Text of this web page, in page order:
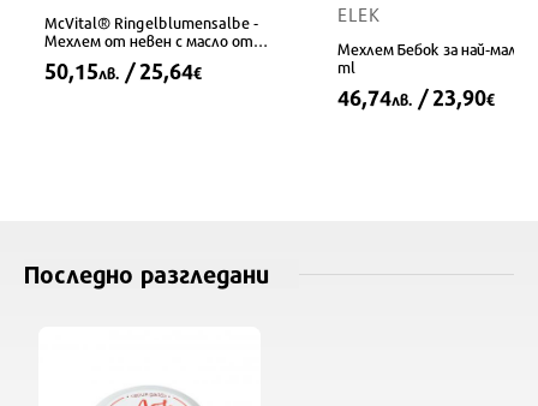
McVital® Ringelblumensalbe -
Мехлем от невен с масло от
гроздови семки и пчелен восък,
100% натурален, 50 ml
50,15лв. / 25,64€
ELEK
Мехлем Бебок за най-
ml
46,74лв. / 23,90€
Последно разгледани